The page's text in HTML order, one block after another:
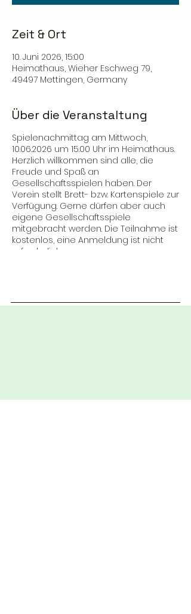
Zeit & Ort
10. Juni 2026, 15:00
Heimathaus, Wieher Eschweg 79,
49497 Mettingen, Germany
Über die Veranstaltung
Spielenachmittag am Mittwoch,
10.06.2026 um 15.00 Uhr im Heimathaus.
Herzlich willkommen sind alle, die
Freude und Spaß an
Gesellschaftsspielen haben. Der
Verein stellt Brett- bzw. Kartenspiele zur
Verfügung. Gerne dürfen aber auch
eigene Gesellschaftsspiele
mitgebracht werden. Die Teilnahme ist
kostenlos, eine Anmeldung ist nicht
erforderlich.